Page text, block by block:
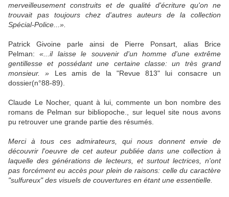
merveilleusement construits et de qualité d'écriture qu'on ne
trouvait pas toujours chez d'autres auteurs de la collection
Spécial-Police...».
Patrick Givoine parle ainsi de Pierre Ponsart, alias Brice
Pelman:«...il laisse le souvenir d'un homme d'une extrême
gentillesse et possédant une certaine classe: un très grand
monsieur. » Les amis de la "Revue 813" lui consacre un
dossier(n°88-89).
Claude Le Nocher, quant à lui, commente un bon nombre des
romans de Pelman sur bibliopoche., sur lequel site nous avons
pu retrouver une grande partie des résumés.
Merci à tous ces admirateurs, qui nous donnent envie de
découvrir l'oeuvre de cet auteur publiée dans une collection à
laquelle des générations de lecteurs, et surtout lectrices, n'ont
pas forcément eu accès pour plein de raisons: celle du caractère
"sulfureux" des visuels de couvertures en étant une essentielle.